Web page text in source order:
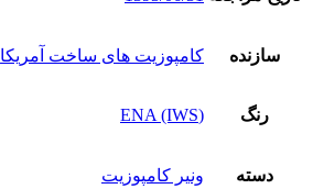
سازنده کامپوزیت های ساخت آمریکا
رنگ (ENA (IWS
دسته ونیر کامپوزیت